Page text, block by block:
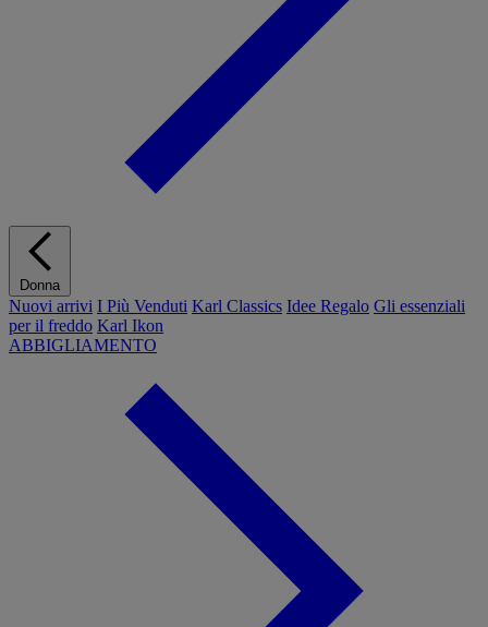
Donna
Nuovi arrivi I Più Venduti Karl Classics Idee Regalo Gli essenziali
per il freddo Karl Ikon
ABBIGLIAMENTO